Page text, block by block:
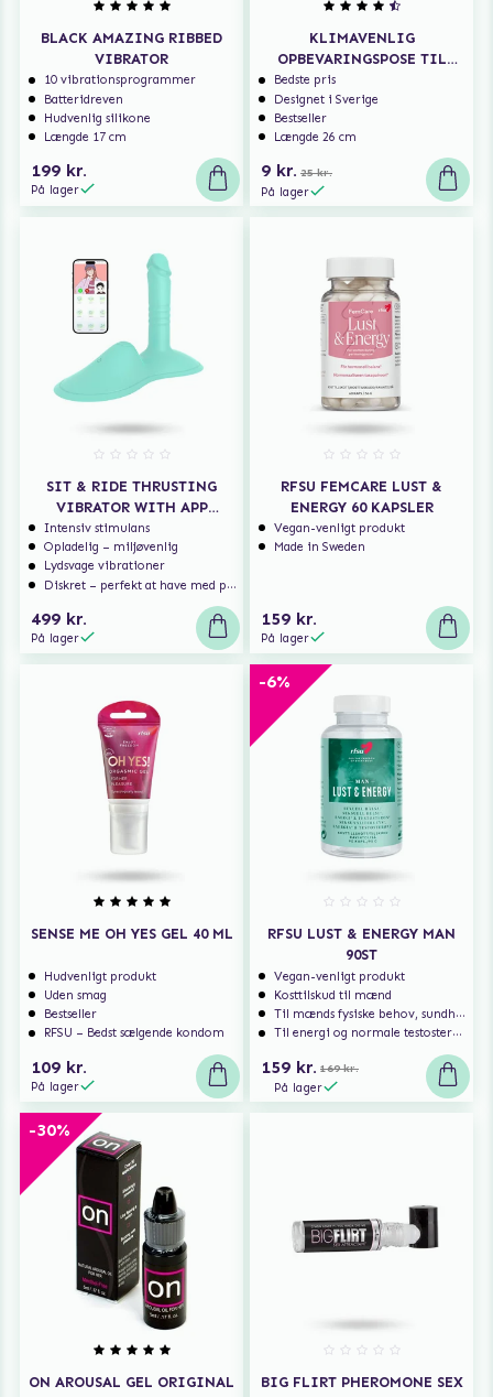
BLACK AMAZING RIBBED
VIBRATOR
10 vibrationsprogrammer
Batteridreven
Hudvenlig silikone
Længde 17 cm
199 kr.
På lager
KLIMAVENLIG
OPBEVARINGSPOSE TIL
SEXLEGETØJ
Bedste pris
Designet i Sverige
Bestseller
Længde 26 cm
9 kr. 25 kr.
På lager
SIT & RIDE THRUSTING
VIBRATOR WITH APP
CONTROL
Intensiv stimulans
Opladelig – miljøvenlig
Lydsvage vibrationer
Diskret – perfekt at have med på rejse
499 kr.
På lager
RFSU FEMCARE LUST &
ENERGY 60 KAPSLER
Vegan-venligt produkt
Made in Sweden
159 kr.
På lager
SENSE ME OH YES GEL 40 ML
Hudvenligt produkt
Uden smag
Bestseller
RFSU – Bedst sælgende kondom
109 kr.
På lager
-6%
RFSU LUST & ENERGY MAN
90ST
Vegan-venligt produkt
Kosttilskud til mænd
Til mænds fysiske behov, sundhed og velvære
Til energi og normale testosteronniveauer
159 kr. 169 kr.
På lager
-30%
ON AROUSAL GEL ORIGINAL
BIG FLIRT PHEROMONE SEX